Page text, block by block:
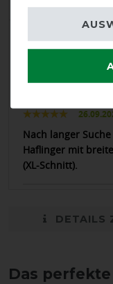
Bereits meine 2
Nach langer
Haflinger mit
(XL-Schnitt).
DETAILS
Das